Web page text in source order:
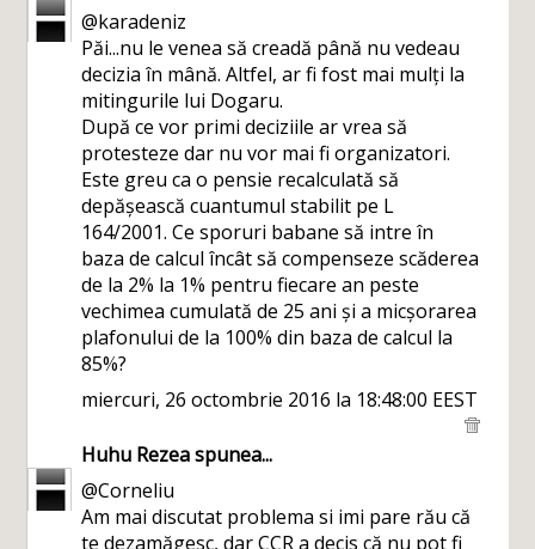
@karadeniz
Păi...nu le venea să creadă până nu vedeau
decizia în mână. Altfel, ar fi fost mai mulți la
mitingurile lui Dogaru.
După ce vor primi deciziile ar vrea să
protesteze dar nu vor mai fi organizatori.
Este greu ca o pensie recalculată să
depășească cuantumul stabilit pe L
164/2001. Ce sporuri babane să intre în
baza de calcul încât să compenseze scăderea
de la 2% la 1% pentru fiecare an peste
vechimea cumulată de 25 ani și a micșorarea
plafonului de la 100% din baza de calcul la
85%?
miercuri, 26 octombrie 2016 la 18:48:00 EEST
Huhu Rezeaspunea...
@Corneliu
Am mai discutat problema si imi pare rău că
te dezamăgesc, dar CCR a decis că nu pot fi